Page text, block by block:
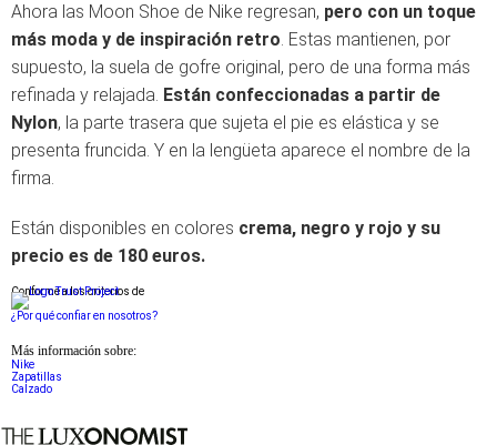
Ahora las Moon Shoe de Nike regresan, pero con un toque
más moda y de inspiración retro. Estas mantienen, por
supuesto, la suela de gofre original, pero de una forma más
refinada y relajada. Están confeccionadas a partir de
Nylon, la parte trasera que sujeta el pie es elástica y se
presenta fruncida. Y en la lengüeta aparece el nombre de la
firma.
Están disponibles en colores crema, negro y rojo y su
precio es de 180 euros.
Conforme a los criterios de
¿Por qué confiar en nosotros?
Más información sobre:
Nike
Zapatillas
Calzado